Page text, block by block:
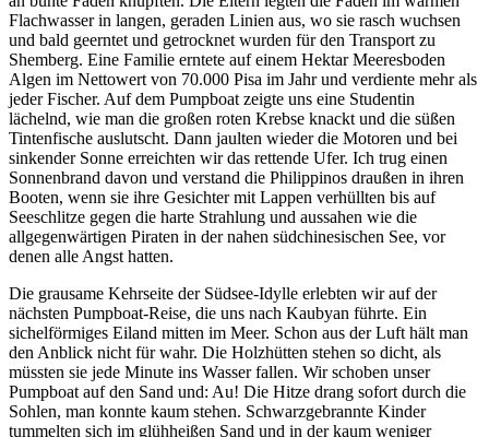
Flachwasser in langen, geraden Linien aus, wo sie rasch wuchsen
und bald geerntet und getrocknet wurden für den Transport zu
Shemberg. Eine Familie erntete auf einem Hektar Meeresboden
Algen im Nettowert von 70.000 Pisa im Jahr und verdiente mehr als
jeder Fischer. Auf dem Pumpboat zeigte uns eine Studentin
lächelnd, wie man die großen roten Krebse knackt und die süßen
Tintenfische auslutscht. Dann jaulten wieder die Motoren und bei
sinkender Sonne erreichten wir das rettende Ufer. Ich trug einen
Sonnenbrand davon und verstand die Philippinos draußen in ihren
Booten, wenn sie ihre Gesichter mit Lappen verhüllten bis auf
Seeschlitze gegen die harte Strahlung und aussahen wie die
allgegenwärtigen Piraten in der nahen südchinesischen See, vor
denen alle Angst hatten.
Die grausame Kehrseite der Südsee-Idylle erlebten wir auf der
nächsten Pumpboat-Reise, die uns nach Kaubyan führte. Ein
sichelförmiges Eiland mitten im Meer. Schon aus der Luft hält man
den Anblick nicht für wahr. Die Holzhütten stehen so dicht, als
müssten sie jede Minute ins Wasser fallen. Wir schoben unser
Pumpboat auf den Sand und: Au! Die Hitze drang sofort durch die
Sohlen, man konnte kaum stehen. Schwarzgebrannte Kinder
tummelten sich im glühheißen Sand und in der kaum weniger